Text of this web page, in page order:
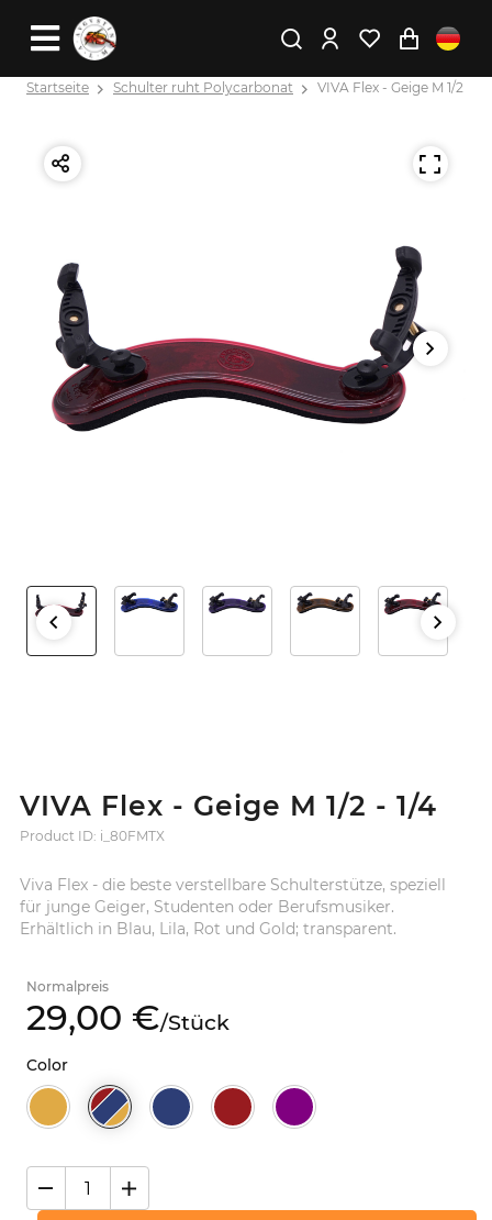
Startseite Schulter ruht Polycarbonat VIVA Flex - Geige M 1/2 - 1/4
VIVA Flex - Geige M 1/2 - 1/4
Product ID: i_80FMTX
Viva Flex - die beste verstellbare Schulterstütze, speziell
für junge Geiger, Studenten oder Berufsmusiker.
Erhältlich in Blau, Lila, Rot und Gold; transparent.
Normalpreis
29,00 €/Stück
Color